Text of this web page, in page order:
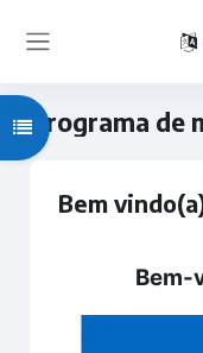
Programa de
Abrir índice da disciplina
Lista de
Bem
Bem-